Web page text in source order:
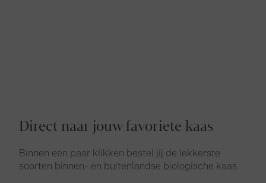
Direct naar jouw favoriete kaas
Binnen een paar klikken bestel jij de lekkerste
soorten binnen- en buitenlandse biologische kaas.